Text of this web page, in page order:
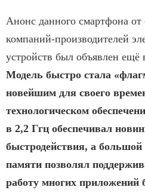
Анонс данного смартфона
компаний-производителей
устройств был объявлен ещё
Модель быстро стала
новейшим для своего
технологическом
в 2,2 Ггц обеспечивал
быстродействия, а
памяти позволял
работу многих приложений